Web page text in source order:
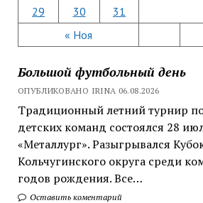
« Ноя
29
30 31
Большой футбольный день
ОПУБЛИКОВАНО IRINA 06.08.2026
Традиционный летний турнир
детских команд состоялся 28
«Металлург». Разыгрывался
Кольчугинского округа среди
годов рождения. Все…
Оставить коментарий